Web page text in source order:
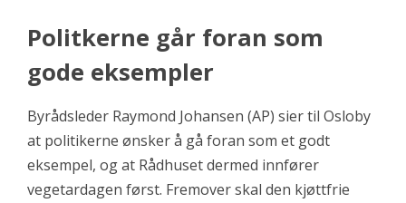
Politkerne går foran som
gode eksempler
Byrådsleder Raymond Johansen (AP) sier til Osloby
at politikerne ønskerå gå foran som et godt
eksempel, og at Rådhuset dermed innfører
vegetardagen først. Fremover skal den kjøttfrie